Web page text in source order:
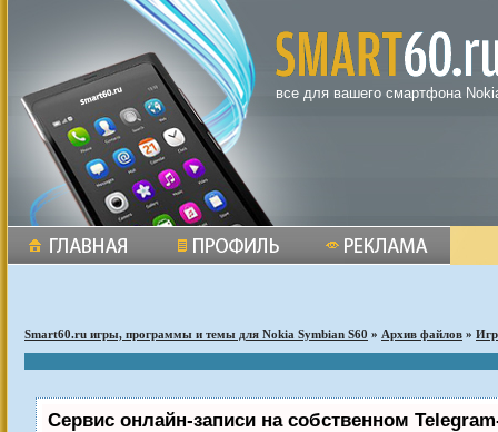
все для вашего смартфона
Smart60.ru игры, программы и темы для Nokia Symbian S60 » Архив файлов »
Сервис онлайн-записи на собственном